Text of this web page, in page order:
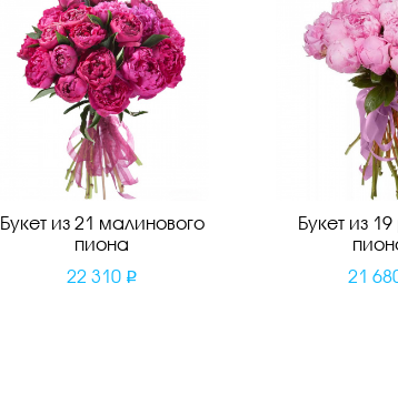
Букет из 21 малинового
пиона
22 310
Букет из
21